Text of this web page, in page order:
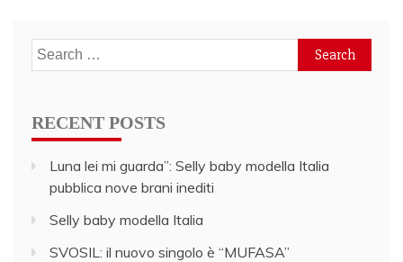
Search
for:
RECENT POSTS
Luna lei mi guarda”: Selly baby modella Italia
pubblica nove brani inediti
Selly baby modella Italia
SVOSIL: il nuovo singolo è “MUFASA”